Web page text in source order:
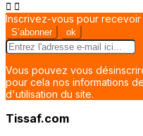
 
Inscrivez-vous pour
Vous pouvez vous
pour cela nos informations
d'utilisation du site.
Tissaf.com